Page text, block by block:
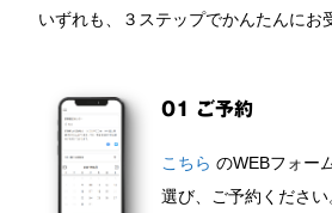
いずれも、３ステップでかんたんにお
01 ご予約
こちら のWEBフォー
選び、ご予約ください